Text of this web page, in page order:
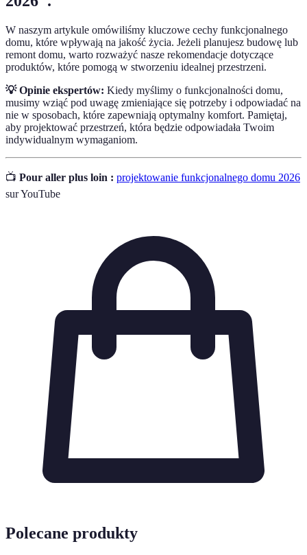
W naszym artykule omówiliśmy kluczowe cechy funkcjonalnego
domu, które wpływają na jakość życia. Jeżeli planujesz budowę lub
remont domu, warto rozważyć nasze rekomendacje dotyczące
produktów, które pomogą w stworzeniu idealnej przestrzeni.
💡 Opinie ekspertów: Kiedy myślimy o funkcjonalności domu,
musimy wziąć pod uwagę zmieniające się potrzeby i odpowiadać na
nie w sposobach, które zapewniają optymalny komfort. Pamiętaj,
aby projektować przestrzeń, która będzie odpowiadała Twoim
indywidualnym wymaganiom.
📺 Pour aller plus loin : projektowanie funkcjonalnego domu 2026
sur YouTube
Polecane produkty